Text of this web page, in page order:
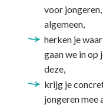
voor
algemeen,
herken je
gaan we in op
deze,
krijg je
jongeren mee